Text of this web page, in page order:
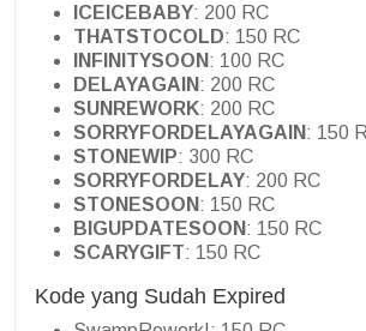
ICEICEBABY: 200 RC
THATSTOCOLD: 150 RC
INFINITYSOON : 100 RC
DELAYAGAIN : 200 RC
SUNREWORK: 200 RC
SORRYFORDELAYAGAIN : 150
STONEWIP: 300 RC
SORRYFORDELAY: 200 RC
STONESOON : 150 RC
BIGUPDATESOON : 150 RC
SCARYGIFT: 150 RC
Kode yang Sudah Expired